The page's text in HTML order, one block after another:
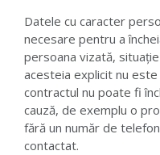
Datele cu caracter
necesare pentru a
persoana vizată,
acesteia explicit nu
contractul nu poate fi
cauză, de exemplu o
fără un număr de
contactat.